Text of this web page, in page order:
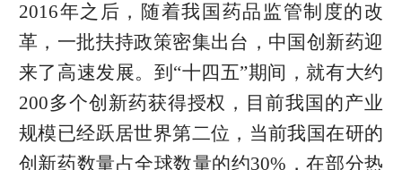
2016年之后，随着我国药品监管制度的改
革，一批扶持政策密集出台，中国创新药迎
来了高速发展。到“十四五”期间，就有大约
200多个创新药获得授权，目前我国的产业
规模已经跃居世界第二位，当前我国在研的
创新药数量占全球数量的约30%，在部分热